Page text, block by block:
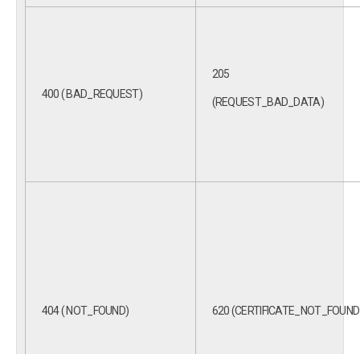
400 ( BAD_REQUEST)
205
(REQUEST_BAD_DATA)
404 ( NOT_FOUND) 620